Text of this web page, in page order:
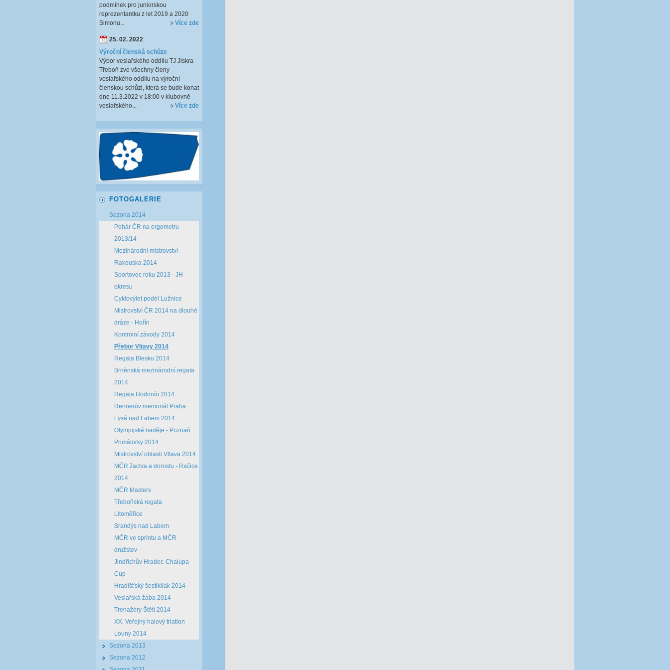
podmínek pro juniorskou
reprezentantku z let 2019 a 2020
Simonu...
Více zde
25. 02. 2022
Výroční členská schůze
Výbor veslařského oddílu TJ Jiskra
Třeboň zve všechny členy
veslařského oddílu na výroční
členskou schůzi, která se bude konat
dne 11.3.2022 v 18:00 v klubovně
veslařského...
Více zde
FOTOGALERIE
Sezona 2014
Pohár ČR na ergometru
2013/14
Mezinárodní mistrovství
Rakouska 2014
Sportovec roku 2013 - JH
okresu
Cyklovýlet podél Lužnice
Mistrovství ČR 2014 na dlouhé
dráze - Hořín
Kontrolní závody 2014
Přebor Vltavy 2014
Regata Blesku 2014
Brněnská mezinárodní regata
2014
Regata Hodonín 2014
Rennerův memoriál Praha
Lysá nad Labem 2014
Olympijské naděje - Poznaň
Primátorky 2014
Mistrovství oblasti Vltava 2014
MČR žactva a dorostu - Račice
2014
MČR Masters
Třeboňská regata
Litoměřice
Brandýs nad Labem
MČR ve sprintu a MČR
družstev
Jindřichův Hradec-Chalupa
Cup
Hradišťský šestikilák 2014
Veslařská žába 2014
Trenažéry Štětí 2014
XX. Veřejný halový triatlon
Louny 2014
Sezona 2013
Sezona 2012